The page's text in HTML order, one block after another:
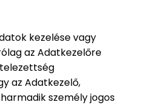
kezelése vagy
az Adatkezelőre
az Adatkezelő,
személy jogos